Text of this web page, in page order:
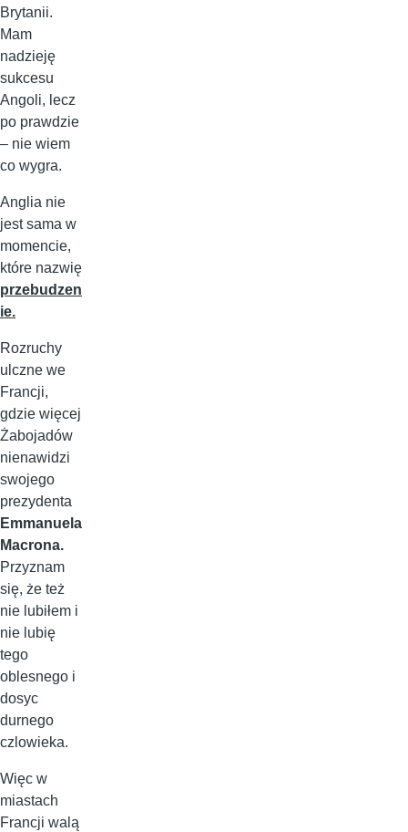
Brytanii.
Mam
nadzieję
sukcesu
Angoli, lecz
po prawdzie
– nie wiem
co wygra.
Anglia nie
jest sama w
momencie,
które nazwię
przebudzen
ie.
Rozruchy
ulczne we
Francji,
gdzie więcej
Żabojadów
nienawidzi
swojego
prezydenta
Emmanuela
Macrona.
Przyznam
się, że też
nie lubiłem i
nie lubię
tego
oblesnego i
dosyc
durnego
czlowieka.
Więc w
miastach
Francji walą